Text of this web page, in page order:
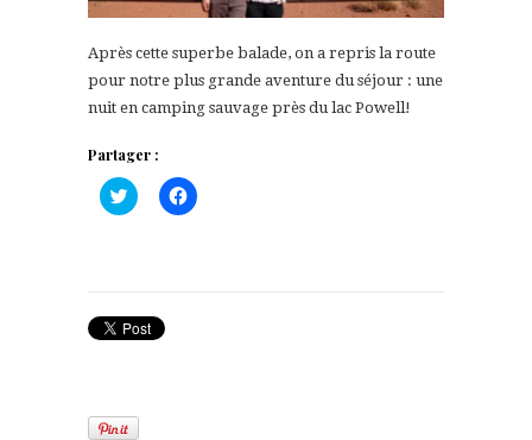
Après cette superbe balade, on a repris la route
pour notre plus grande aventure du séjour : une
nuit en camping sauvage près du lac Powell!
Partager :
Cliquez
pour
fenêtre)
Cliquez
pour